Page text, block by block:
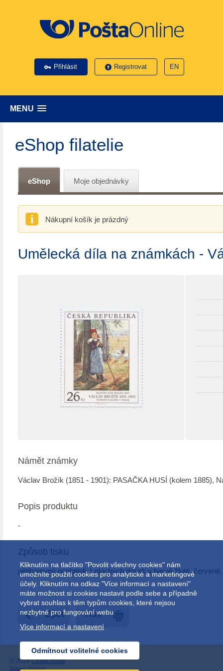
Přihlásit Registrovat EN
MENU
eShop filatelie
eShop Moje objednávky
Nákupní košík je prázdný
Umělecká díla na známkách -
Námět známky
Václav Brožík (1851 - 1901): PASAČKA HUSÍ (kolem 1885),
Popis produktu
-
Způsob tisku
pětibarevný ocelotisk z plochých desek v barvě žluté,
Zpět Tisk
© 2025Česká pošta
Mapa stránek
Kliknutím na tlačítko "Povolit všechny cookies" nám
umožníte použití cookies pro analytické a marketingové
účely. Kliknutím na odkaz "Více informací a nastavení"
máte možnost si cookies nastavit podle sebe a případně
vybrat souhlas k těm typům cookies, které nejsou
nezbytné pro fungování webu.
Více informací a nastavení
Odmítnout volitelné cookies